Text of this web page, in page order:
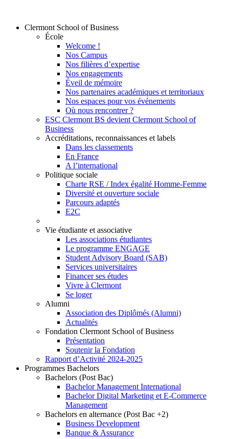
Clermont School of Business
École
Welcome !
Nos Campus
Nos filières d’expertise
Nos engagements
Éveil de mémoire
Nos partenaires académiques et territoriaux
Nos espaces pour vos événements
Où nous rencontrer ?
ESC Clermont BS devient Clermont School of
Business
Accréditations, reconnaissances et labels
Dans les classements
En France
A l’international
Politique sociale
Charte RSE / Index égalité Homme-Femme
Diversité et ouverture sociale
Parcours adaptés
E2C
Vie étudiante et associative
Les associations étudiantes
Le programme ENGAGE
Student Advisory Board (SAB)
Services universitaires
Financer ses études
Vivre à Clermont
Se loger
Alumni
Association des Diplômés (Alumni)
Actualités
Fondation Clermont School of Business
Présentation
Soutenir la Fondation
Rapport d’Activité 2024-2025
Programmes Bachelors
Bachelors (Post Bac)
Bachelor Management International
Bachelor Digital Marketing et E-Commerce
Management
Bachelors en alternance (Post Bac +2)
Business Development
Banque & Assurance